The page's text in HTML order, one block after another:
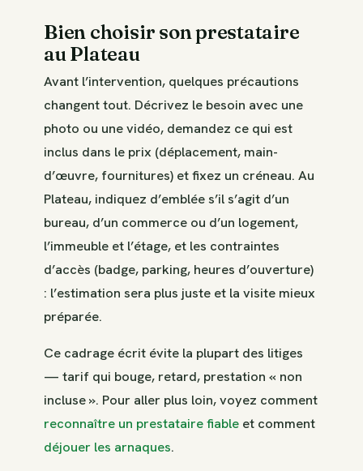
Bien choisir son prestataire
au Plateau
Avant l’intervention, quelques précautions
changent tout. Décrivez le besoin avec une
photo ou une vidéo, demandez ce qui est
inclus dans le prix (déplacement, main-
d’œuvre, fournitures) et fixez un créneau. Au
Plateau, indiquez d’emblée s’il s’agit d’un
bureau, d’un commerce ou d’un logement,
l’immeuble et l’étage, et les contraintes
d’accès (badge, parking, heures d’ouverture)
: l’estimation sera plus juste et la visite mieux
préparée.
Ce cadrage écrit évite la plupart des litiges
— tarif qui bouge, retard, prestation « non
incluse ». Pour aller plus loin, voyez comment
reconnaître un prestataire fiable et comment
déjouer les arnaques.